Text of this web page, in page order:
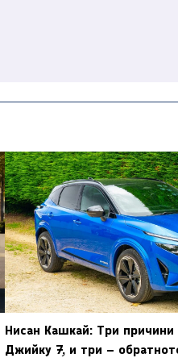
Нисан Кашкай: Три
Джийку 7, и три –